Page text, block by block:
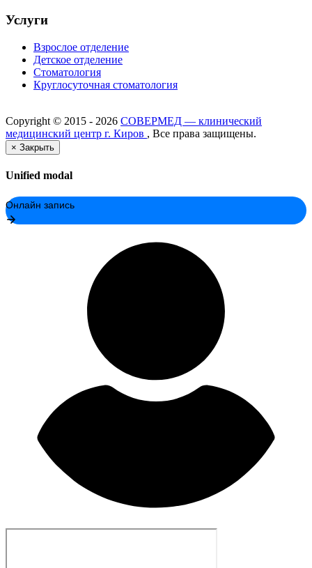
Услуги
Взрослое отделение
Детское отделение
Стоматология
Круглосуточная стоматология
Copyright © 2015 - 2026 СОВЕРМЕД — клинический
медицинский центр г. Киров , Все права защищены.
× Закрыть
Unified modal